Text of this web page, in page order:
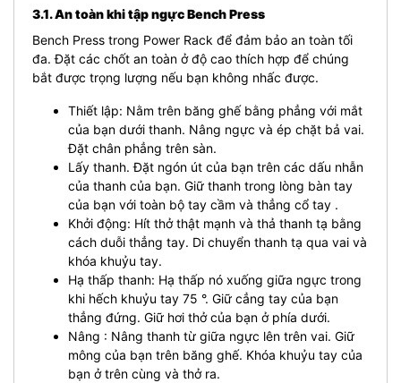
3.1. An toàn khi tập ngực Bench Press
Bench Press trong Power Rack để đảm bảo an toàn tối
đa. Đặt các chốt an toàn ở độ cao thích hợp để chúng
bắt được trọng lượng nếu bạn không nhấc được.
Thiết lập: Nằm trên băng ghế bằng phẳng với mắt
của bạn dưới thanh. Nâng ngực và ép chặt bả vai.
Đặt chân phẳng trên sàn.
Lấy thanh. Đặt ngón út của bạn trên các dấu nhẫn
của thanh của bạn. Giữ thanh trong lòng bàn tay
của bạn với toàn bộ tay cầm và thẳng cổ tay .
Khởi động: Hít thở thật mạnh và thả thanh tạ bằng
cách duỗi thẳng tay. Di chuyển thanh tạ qua vai và
khóa khuỷu tay.
Hạ thấp thanh: Hạ thấp nó xuống giữa ngực trong
khi hếch khuỷu tay 75 °. Giữ cẳng tay của bạn
thẳng đứng. Giữ hơi thở của bạn ở phía dưới.
Nâng : Nâng thanh từ giữa ngực lên trên vai. Giữ
mông của bạn trên băng ghế. Khóa khuỷu tay của
bạn ở trên cùng và thở ra.